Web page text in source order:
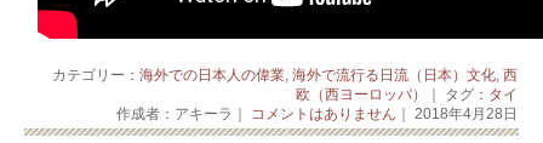
カテゴリー： 海外での日本人の偉業, 海外で流行る日流（日本）文化, 西
欧（西ヨーロッパ）
｜ タグ： タイ
作成者：アキーラ｜ コメントはありません ｜ 2018年4月28日